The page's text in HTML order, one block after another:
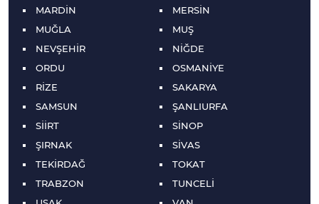
MARDİN
MERSİN
MUĞLA
MUŞ
NEVŞEHİR
NİĞDE
ORDU
OSMANİYE
RİZE
SAKARYA
SAMSUN
ŞANLIURFA
SİİRT
SİNOP
ŞIRNAK
SİVAS
TEKİRDAĞ
TOKAT
TRABZON
TUNCELİ